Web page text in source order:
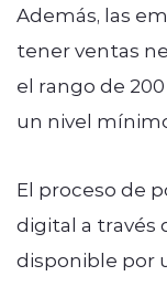
Además, las
tener ventas
el rango de
un nivel
El proceso de
digital a través
disponible por